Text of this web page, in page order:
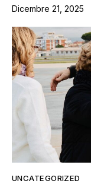
Dicembre 21, 2025
UNCATEGORIZED